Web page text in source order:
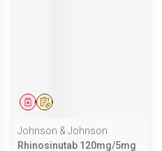
Op voorschrift
Geneesmiddel
Johnson & Johnson
Rhinosinutab 120mg/5mg